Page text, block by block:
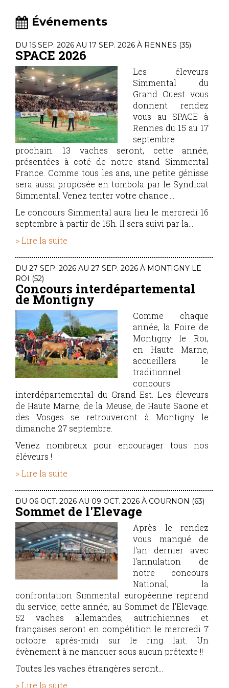
Événements
DU 15 SEP. 2026 AU 17 SEP. 2026 À RENNES (35)
SPACE 2026
Les éleveurs
Simmental du
Grand Ouest vous
donnent rendez
vous au SPACE à
Rennes du 15 au 17
septembre
prochain. 13 vaches seront, cette année,
présentées à coté de notre stand Simmental
France. Comme tous les ans, une petite génisse
sera aussi proposée en tombola par le Syndicat
Simmental. Venez tenter votre chance....
Le concours Simmental aura lieu le mercredi 16
septembre à partir de 15h. Il sera suivi par la...
> Lire la suite
DU 27 SEP. 2026 AU 27 SEP. 2026 À MONTIGNY LE
ROI (52)
Concours interdépartemental
de Montigny
Comme chaque
année, la Foire de
Montigny le Roi,
en Haute Marne,
accueillera le
traditionnel
concours
interdépartemental du Grand Est. Les éleveurs
de Haute Marne, de la Meuse, de Haute Saone et
des Vosges se retrouveront à Montigny le
dimanche 27 septembre.
Venez nombreux pour encourager tous nos
éléveurs !
> Lire la suite
DU 06 OCT. 2026 AU 09 OCT. 2026 À COURNON (63)
Sommet de l'Elevage
Après le rendez
vous manqué de
l'an dernier avec
l'annulation de
notre concours
National, la
confrontation Simmental européenne reprend
du service, cette année, au Sommet de l'Elevage.
52 vaches allemandes, autrichiennes et
françaises seront en compétition le mercredi 7
octobre après-midi sur le ring lait. Un
évènement à ne manquer sous aucun prétexte !!
Toutes les vaches étrangères seront...
> Lire la suite